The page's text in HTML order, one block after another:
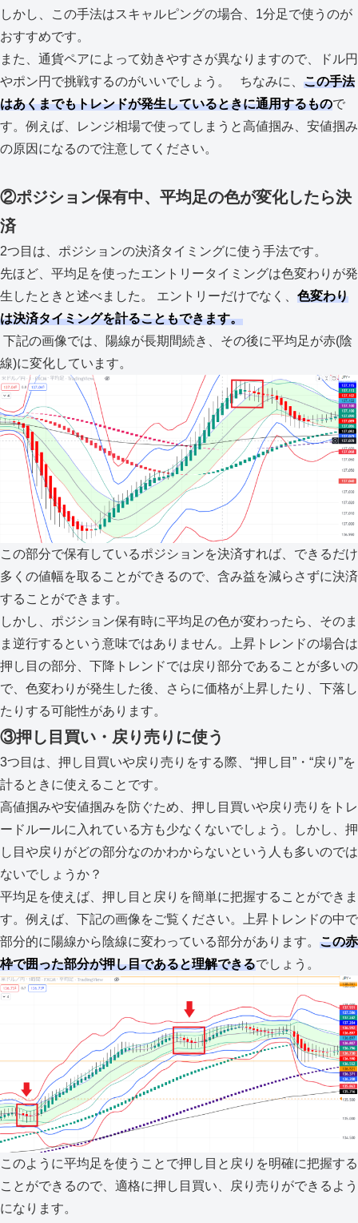
しかし、この手法はスキャルピングの場合、1分足で使うのが
おすすめです。
また、通貨ペアによって効きやすさが異なりますので、ドル円
やポン円で挑戦するのがいいでしょう。 ちなみに、 この手法
はあくまでもトレンドが発生しているときに通用するもので
す。例えば、レンジ相場で使ってしまうと高値掴み、安値掴み
の原因になるので注意してください。
②ポジション保有中、平均足の色が変化したら決
済
2つ目は、ポジションの決済タイミングに使う手法です。
先ほど、平均足を使ったエントリータイミングは色変わりが発
生したときと述べました。 エントリーだけでなく、 色変わり
は決済タイミングを計ることもできます。
下記の画像では、陽線が長期間続き、その後に平均足が赤(陰
線)に変化しています。
この部分で保有しているポジションを決済すれば、できるだけ
多くの値幅を取ることができるので、含み益を減らさずに決済
することができます。
しかし、ポジション保有時に平均足の色が変わったら、そのま
ま逆行するという意味ではありません。上昇トレンドの場合は
押し目の部分、下降トレンドでは戻り部分であることが多いの
で、色変わりが発生した後、さらに価格が上昇したり、下落し
たりする可能性があります。
③押し目買い・戻り売りに使う
3つ目は、押し目買いや戻り売りをする際、“押し目”・“戻り”を
計るときに使えることです。
高値掴みや安値掴みを防ぐため、押し目買いや戻り売りをトレ
ードルールに入れている方も少なくないでしょう。しかし、押
し目や戻りがどの部分なのかわからないという人も多いのでは
ないでしょうか？
平均足を使えば、押し目と戻りを簡単に把握することができま
す。例えば、下記の画像をご覧ください。上昇トレンドの中で
部分的に陽線から陰線に変わっている部分があります。 この赤
枠で囲った部分が押し目であると理解できるでしょう。
このように平均足を使うことで押し目と戻りを明確に把握する
ことができるので、適格に押し目買い、戻り売りができるよう
になります。